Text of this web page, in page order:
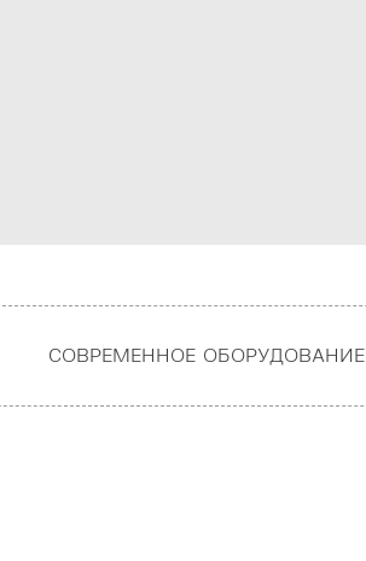
СОВРЕМЕННОЕ ОБОРУДОВАНИЕ